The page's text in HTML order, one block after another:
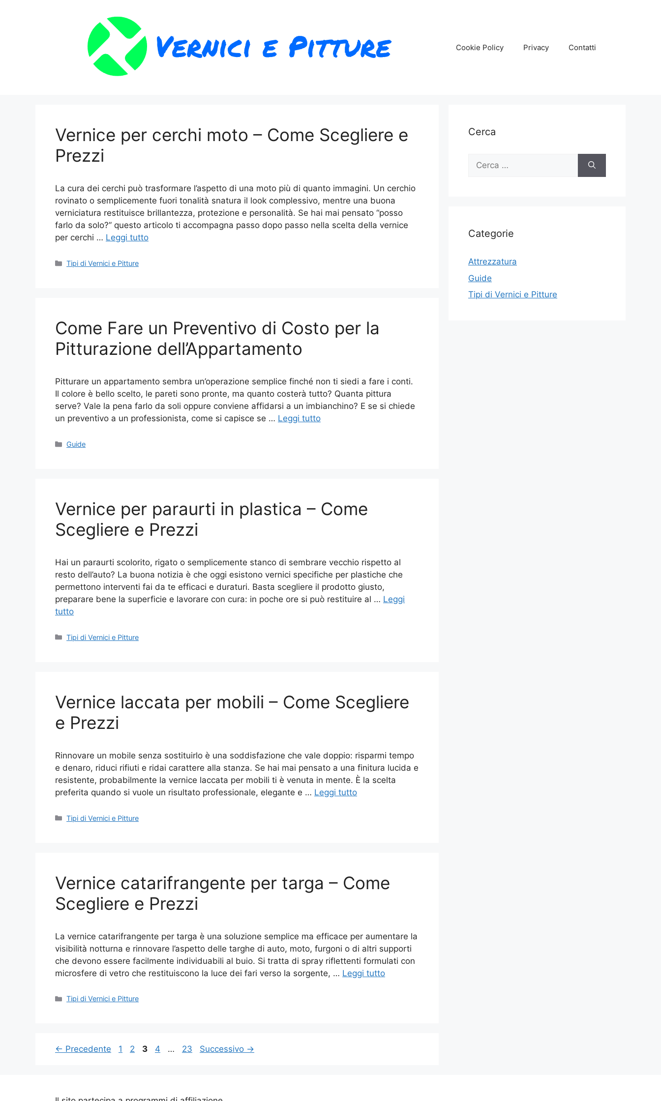
Cookie Policy Privacy Contatti
Vernice per cerchi moto​ – Come Scegliere e
Prezzi
La cura dei cerchi può trasformare l’aspetto di una moto più di quanto immagini. Un cerchio
rovinato o semplicemente fuori tonalità snatura il look complessivo, mentre una buona
verniciatura restituisce brillantezza, protezione e personalità. Se hai mai pensato “posso
farlo da solo?” questo articolo ti accompagna passo dopo passo nella scelta della vernice
per cerchi … Leggi tutto
Categorie
Tipi di Vernici e Pitture
Come Fare un Preventivo di Costo per la
Pitturazione dell’Appartamento
Pitturare un appartamento sembra un’operazione semplice finché non ti siedi a fare i conti.
Il colore è bello scelto, le pareti sono pronte, ma quanto costerà tutto? Quanta pittura
serve? Vale la pena farlo da soli oppure conviene affidarsi a un imbianchino? E se si chiede
un preventivo a un professionista, come si capisce se … Leggi tutto
Categorie
Guide
Vernice per paraurti in plastica​ – Come
Scegliere e Prezzi
Hai un paraurti scolorito, rigato o semplicemente stanco di sembrare vecchio rispetto al
resto dell’auto? La buona notizia è che oggi esistono vernici specifiche per plastiche che
permettono interventi fai da te efficaci e duraturi. Basta scegliere il prodotto giusto,
preparare bene la superficie e lavorare con cura: in poche ore si può restituire al … Leggi
tutto
Categorie
Tipi di Vernici e Pitture
Vernice laccata per mobili​ – Come Scegliere
e Prezzi
Rinnovare un mobile senza sostituirlo è una soddisfazione che vale doppio: risparmi tempo
e denaro, riduci rifiuti e ridai carattere alla stanza. Se hai mai pensato a una finitura lucida e
resistente, probabilmente la vernice laccata per mobili ti è venuta in mente. È la scelta
preferita quando si vuole un risultato professionale, elegante e … Leggi tutto
Categorie
Tipi di Vernici e Pitture
Vernice catarifrangente per targa​ – Come
Scegliere e Prezzi
La vernice catarifrangente per targa è una soluzione semplice ma efficace per aumentare la
visibilità notturna e rinnovare l’aspetto delle targhe di auto, moto, furgoni o di altri supporti
che devono essere facilmente individuabili al buio. Si tratta di spray riflettenti formulati con
microsfere di vetro che restituiscono la luce dei fari verso la sorgente, … Leggi tutto
Categorie
Tipi di Vernici e Pitture
← Precedente Pagina
1 Pagina
2 Pagina
3 Pagina
4 … Pagina
23 Successivo →
Cerca
Ricerca
Categorie
Attrezzatura
Guide
Tipi di Vernici e Pitture